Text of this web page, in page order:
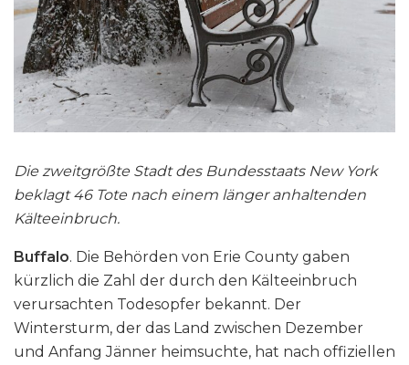
Die zweitgrößte Stadt des Bundesstaats New York
beklagt 46 Tote nach einem länger anhaltenden
Kälteeinbruch.
Buffalo. Die Behörden von Erie County gaben
kürzlich die Zahl der durch den Kälteeinbruch
verursachten Todesopfer bekannt. Der
Wintersturm, der das Land zwischen Dezember
und Anfang Jänner heimsuchte, hat nach offiziellen